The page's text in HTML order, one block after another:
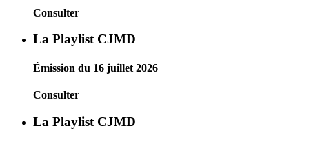
Consulter
La Playlist CJMD
Émission du 16 juillet 2026
Consulter
La Playlist CJMD